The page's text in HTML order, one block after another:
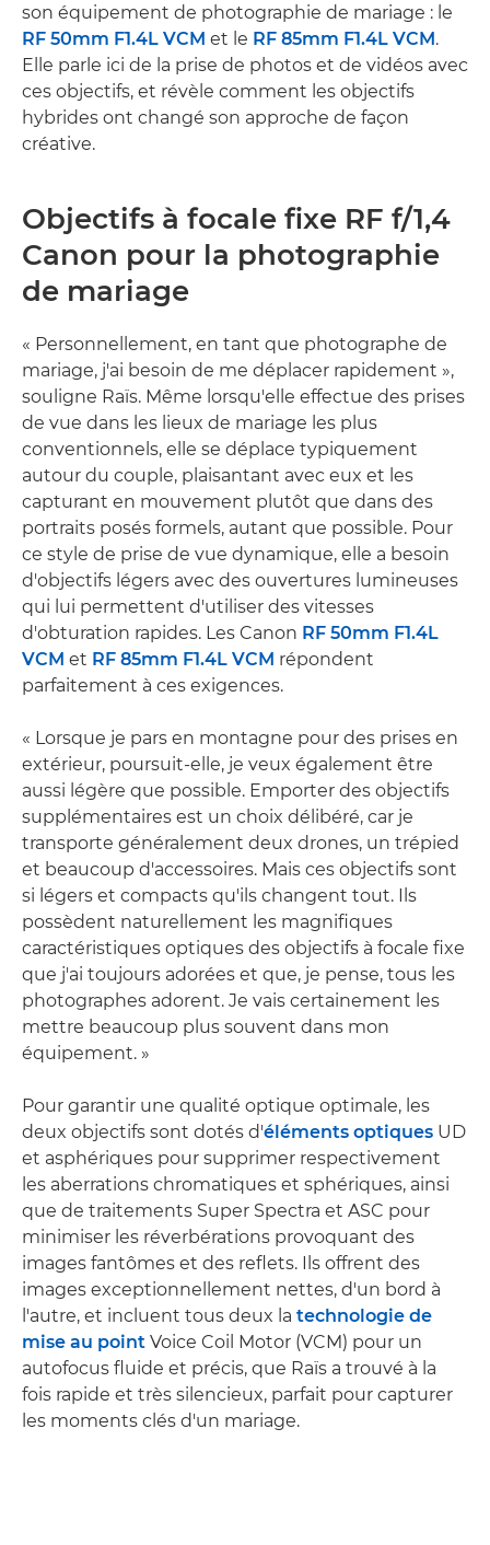
son équipement de photographie de mariage : le
RF 50mm F1.4L VCM et le RF 85mm F1.4L VCM.
Elle parle ici de la prise de photos et de vidéos avec
ces objectifs, et révèle comment les objectifs
hybrides ont changé son approche de façon
créative.
Objectifs à focale fixe RF f/1,4
Canon pour la photographie
de mariage
« Personnellement, en tant que photographe de
mariage, j'ai besoin de me déplacer rapidement »,
souligne Raïs. Même lorsqu'elle effectue des prises
de vue dans les lieux de mariage les plus
conventionnels, elle se déplace typiquement
autour du couple, plaisantant avec eux et les
capturant en mouvement plutôt que dans des
portraits posés formels, autant que possible. Pour
ce style de prise de vue dynamique, elle a besoin
d'objectifs légers avec des ouvertures lumineuses
qui lui permettent d'utiliser des vitesses
d'obturation rapides. Les Canon RF 50mm F1.4L
VCM et RF 85mm F1.4L VCM répondent
parfaitement à ces exigences.
« Lorsque je pars en montagne pour des prises en
extérieur, poursuit-elle, je veux également être
aussi légère que possible. Emporter des objectifs
supplémentaires est un choix délibéré, car je
transporte généralement deux drones, un trépied
et beaucoup d'accessoires. Mais ces objectifs sont
si légers et compacts qu'ils changent tout. Ils
possèdent naturellement les magnifiques
caractéristiques optiques des objectifs à focale fixe
que j'ai toujours adorées et que, je pense, tous les
photographes adorent. Je vais certainement les
mettre beaucoup plus souvent dans mon
équipement. »
Pour garantir une qualité optique optimale, les
deux objectifs sont dotés d'éléments optiques UD
et asphériques pour supprimer respectivement
les aberrations chromatiques et sphériques, ainsi
que de traitements Super Spectra et ASC pour
minimiser les réverbérations provoquant des
images fantômes et des reflets. Ils offrent des
images exceptionnellement nettes, d'un bord à
l'autre, et incluent tous deux la technologie de
mise au point Voice Coil Motor (VCM) pour un
autofocus fluide et précis, que Raïs a trouvé à la
fois rapide et très silencieux, parfait pour capturer
les moments clés d'un mariage.